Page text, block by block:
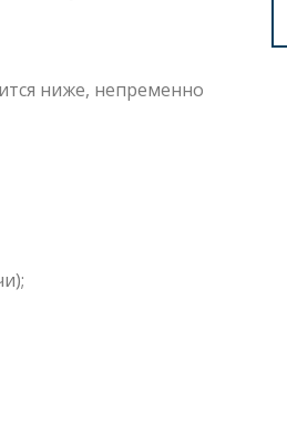
ниже, непременно